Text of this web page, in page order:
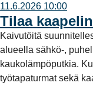
11.6.2026 10:00
Tilaa
Kaivutöitä
alueella sähkö-,
kaukolämpöputkia.
työtapaturmat sekä